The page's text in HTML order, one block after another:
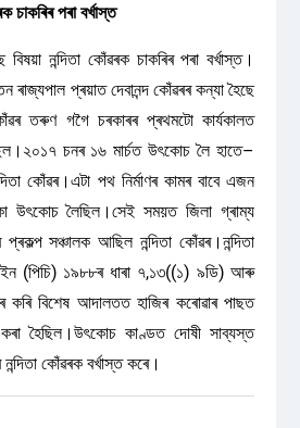
চাকৰিৰ পৰা বৰ্খাস্ত
নন্দিতা কোঁৱৰক চাকৰিৰ পৰা বৰ্খাস্ত।
ৰাজ্যপাল প্ৰয়াত দেবানন্দ কোঁৱৰৰ কন্যা হৈছে
তৰুণ গগৈ চৰকাৰৰ প্ৰথমটো কাৰ্যকালত
চনৰ ১৬ মাৰ্চত উৎকোচ লৈ হাতে–
কোঁৱৰ।এটা পথ নিৰ্মাণৰ কামৰ বাবে এজন
উৎকোচ লৈছিল।সেই সময়ত জিলা গ্ৰাম্য
সঞ্চালক আছিল নন্দিতা কোঁৱৰ।নন্দিতা
(পিচি) ১৯৮৮ৰ ধাৰা ৭,১৩((১) ৯ডি) আৰু
কৰি বিশেষ আদালতত হাজিৰ কৰোৱাৰ পাছত
কৰা হৈছিল।উৎকোচ কাণ্ডত দোষী সাব্যস্ত
কোঁৱৰক বৰ্খাস্ত কৰে।